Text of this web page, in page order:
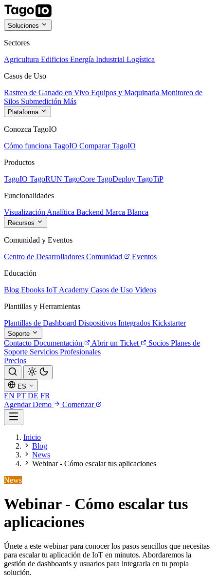
Soluciones
Sectores
Agricultura Edificios Energía Industrial Logística
Casos de Uso
Rastreo de Ganado en Vivo Equipos y Maquinaria Monitoreo de
Silos Submedición Más
Plataforma
Conozca TagoIO
Cómo funciona TagoIO Comparar TagoIO
Productos
TagoIO TagoRUN TagoCore TagoDeploy TagoTiP
Funcionalidades
Visualización Analítica Backend Marca Blanca
Recursos
Comunidad y Eventos
Centro de Desarrolladores Comunidad
Eventos
Educación
Blog Ebooks IoT Academy Casos de Uso Videos
Plantillas y Herramientas
Plantillas de Dashboard Dispositivos Integrados Kickstarter
Soporte
Contacto Documentación Abrir un Ticket Socios Planes de
Soporte Servicios Profesionales
Precios
ES
EN PT DE FR
Agendar Demo
Comenzar
Inicio
Blog
News
Webinar - Cómo escalar tus aplicaciones
News
Webinar - Cómo escalar tus
aplicaciones
Únete a este webinar para conocer los pasos sencillos que necesitas
para escalar tu aplicación de IoT en minutos. Abordaremos la
gestión de dashboards y usuarios para integrarla en tu propia
solución.